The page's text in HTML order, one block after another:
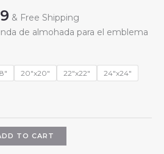
Price
range:
$15.99
& Free Shipping
de almohada para el emblema
20"x20" 22"x22"
24"x24"
TO CART